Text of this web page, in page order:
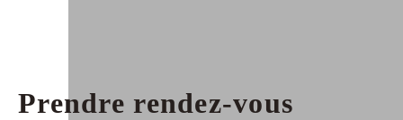
Prendre rendez-vous